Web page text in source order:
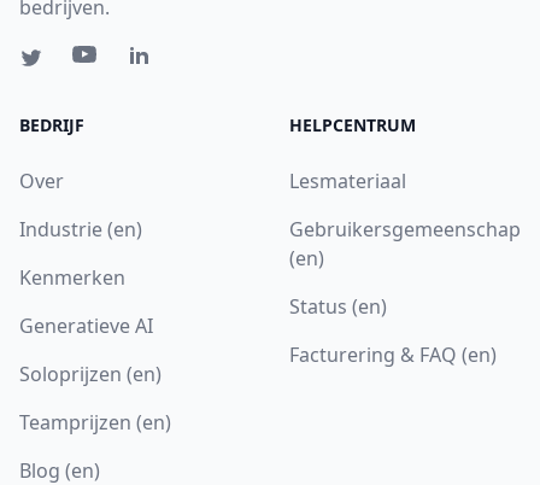
bedrijven.
BEDRIJF
Over
Industrie (en)
Kenmerken
Generatieve AI
Soloprijzen (en)
Teamprijzen (en)
Blog (en)
HELPCENTRUM
Lesmateriaal
Gebruikersgemeenschap
(en)
Status (en)
Facturering & FAQ (en)